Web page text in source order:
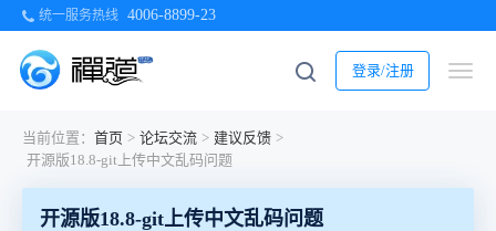
统一服务热线 4006-8899-23
登录/注册
当前位置： 首页 > 论坛交流 > 建议反馈 >
开源版18.8-git上传中文乱码问题
开源版18.8-git上传中文乱码问题